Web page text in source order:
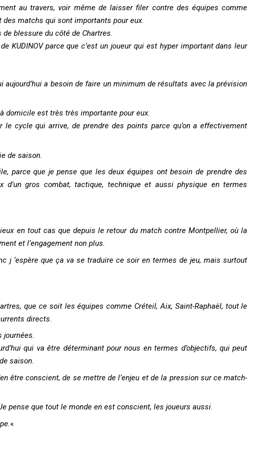
au travers, voir même de laisser filer contre des équipes comme
matchs qui sont importants pour eux.
blessure du côté de Chartres.
KUDINOV parce que c’est un joueur qui est hyper important dans leur
aujourd’hui a besoin de faire un minimum de résultats avec la prévision
domicile est très très importante pour eux.
cycle qui arrive, de prendre des points parce qu’on a effectivement
de saison.
parce que je pense que les deux équipes ont besoin de prendre des
gros combat, tactique, technique et aussi physique en termes
en tout cas que depuis le retour du match contre Montpellier, où la
et l’engagement non plus.
j ‘espère que ça va se traduire ce soir en termes de jeu, mais surtout
que ce soit les équipes comme Créteil, Aix, Saint-Raphaël, tout le
directs.
journées.
qui va être déterminant pour nous en termes d’objectifs, qui peut
saison.
être conscient, de se mettre de l’enjeu et de la pression sur ce match-
pense que tout le monde en est conscient, les joueurs aussi.
«